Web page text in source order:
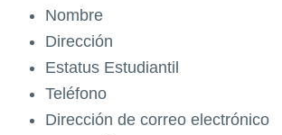
Nombre
Dirección
Estatus Estudiantil
Teléfono
Dirección de correo electrónico